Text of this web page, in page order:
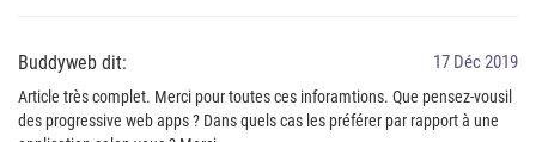
Buddyweb dit: 17 Déc 2019
Article très complet. Merci pour toutes ces inforamtions. Que pensez-vousil
des progressive web apps ? Dans quels cas les préférer par rapport à une